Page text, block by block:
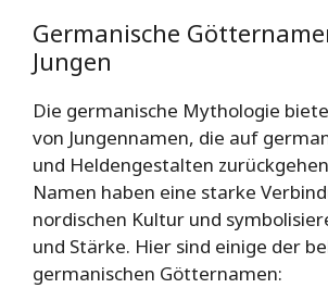
Germanische
Jungen
Die germanische Mythologie
von Jungennamen, die auf
und Heldengestalten
Namen haben eine starke
nordischen Kultur und
und Stärke. Hier sind einige der
germanischen Götternamen: